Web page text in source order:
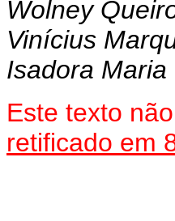
Wolney
Vinícius
Isadora
Este texto
retificado em